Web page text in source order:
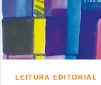
LEITURA EDITORIAL